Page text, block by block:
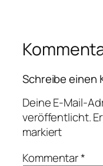
Schreibe einen
Deine E-Mail-
veröffentlicht.
markiert
Kommentar*